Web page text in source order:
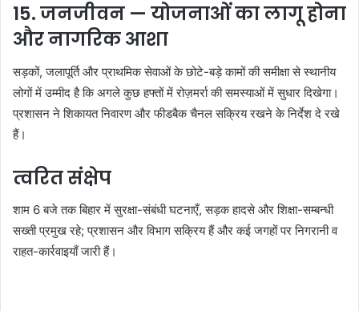
15. जनजीवन — योजनाओं का लागू होना
और नागरिक आशा
सड़कों, जलापूर्ति और प्राथमिक सेवाओं के छोटे-बड़े कामों की समीक्षा से स्थानीय
लोगों में उम्मीद है कि अगले कुछ हफ्तों में रोज़मर्रा की समस्याओं में सुधार दिखेगा।
प्रशासन ने शिकायत निवारण और फीडबैक चैनल सक्रिय रखने के निर्देश दे रखे
हैं।
त्वरित संक्षेप
शाम 6 बजे तक बिहार में सुरक्षा-संबंधी घटनाएँ, सड़क हादसे और शिक्षा-सम्बन्धी
सख्ती प्रमुख रहे; प्रशासन और विभाग सक्रिय हैं और कई जगहों पर निगरानी व
राहत-कार्रवाइयाँ जारी हैं।